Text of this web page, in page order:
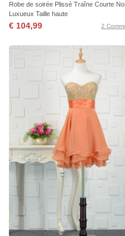
Robe de soirée Plissé Traîne Courte
Luxueux Taille haute
€ 104,99 2